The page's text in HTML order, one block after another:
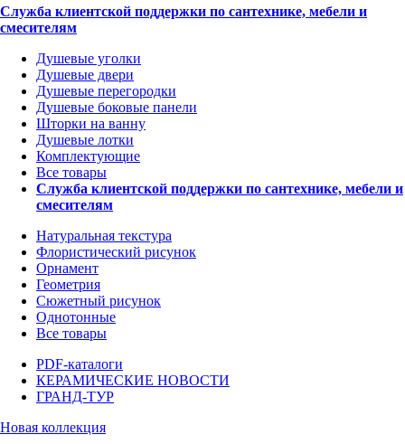
Служба клиентской поддержки по сантехнике, мебели и
смесителям
Душевые уголки
Душевые двери
Душевые перегородки
Душевые боковые панели
Шторки на ванну
Душевые лотки
Комплектующие
Все товары
Служба клиентской поддержки по сантехнике, мебели и
смесителям
Натуральная текстура
Флористический рисунок
Орнамент
Геометрия
Сюжетный рисунок
Однотонные
Все товары
PDF-каталоги
КЕРАМИЧЕСКИЕ НОВОСТИ
ГРАНД-ТУР
Новая коллекция